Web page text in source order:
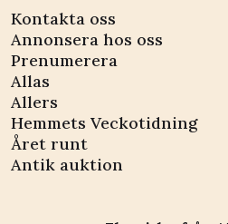
Kontakta oss
Annonsera hos oss
Prenumerera
Allas
Allers
Hemmets Veckotidning
Året runt
Antik auktion